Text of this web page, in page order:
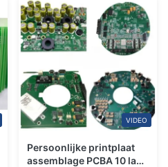
VIDEO
Persoonlijke printplaat
assemblage PCBA 10 laag